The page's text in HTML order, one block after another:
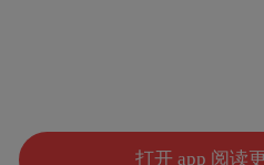
场比赛：6月15日在洛
打开 app 阅读